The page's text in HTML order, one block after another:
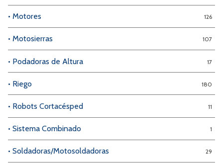
• Motores 126
• Motosierras 107
• Podadoras de Altura 17
• Riego 180
• Robots Cortacésped 11
• Sistema Combinado 1
• Soldadoras/Motosoldadoras 29